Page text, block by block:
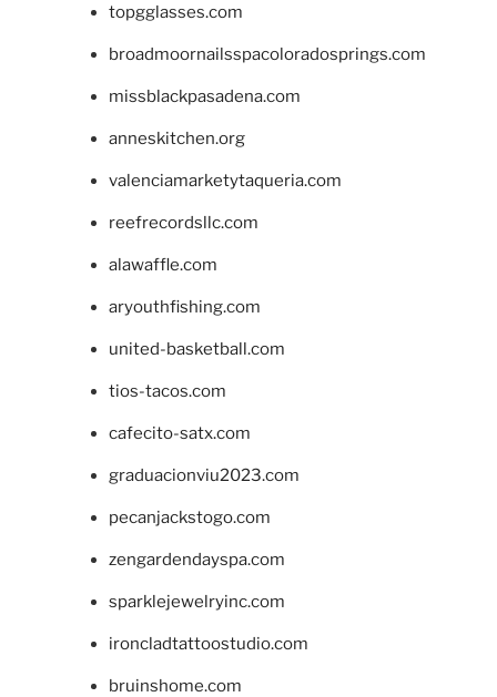
topgglasses.com
broadmoornailsspacoloradosprings.com
missblackpasadena.com
anneskitchen.org
valenciamarketytaqueria.com
reefrecordsllc.com
alawaffle.com
aryouthfishing.com
united-basketball.com
tios-tacos.com
cafecito-satx.com
graduacionviu2023.com
pecanjackstogo.com
zengardendayspa.com
sparklejewelryinc.com
ironcladtattoostudio.com
bruinshome.com